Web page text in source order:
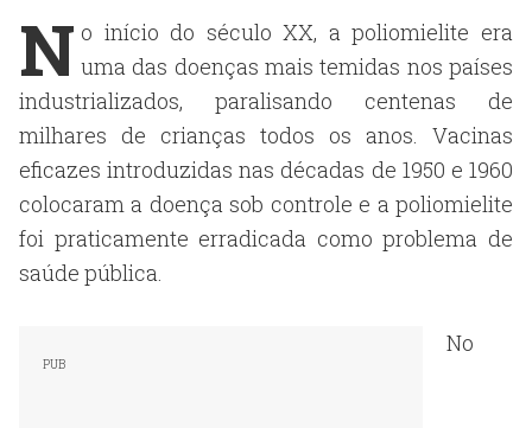
N o início do século XX, a poliomielite era
uma das doenças mais temidas nos países
industrializados, paralisando centenas de
milhares de crianças todos os anos. Vacinas
eficazes introduzidas nas décadas de 1950 e 1960
colocaram a doença sob controle e a poliomielite
foi praticamente erradicada como problema de
saúde pública.
No